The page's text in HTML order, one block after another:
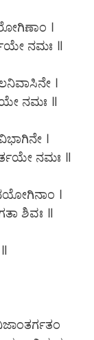
।
ನಮಃ ॥
।
ನಮಃ ॥
।
ನಮಃ ॥
।
ಶಿವಃ ॥